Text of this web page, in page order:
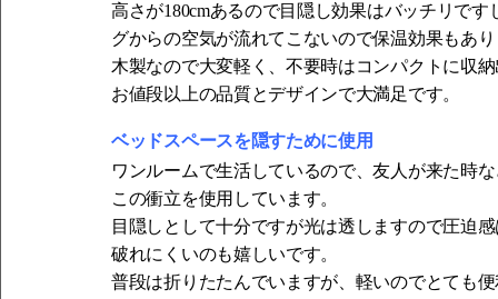
高さが180cmあるので目隠し効果はバッチリで
グからの空気が流れてこないので保温効果もあ
木製なので大変軽く、不要時はコンパクトに収
お値段以上の品質とデザインで大満足です。
ベッドスペースを隠すために使用
ワンルームで生活しているので、友人が来た時
この衝立を使用しています。
目隠しとして十分ですが光は透しますので圧迫
破れにくいのも嬉しいです。
普段は折りたたんでいますが、軽いのでとても